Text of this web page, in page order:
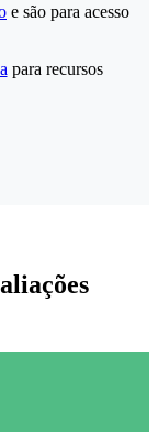
e são para acesso
para recursos